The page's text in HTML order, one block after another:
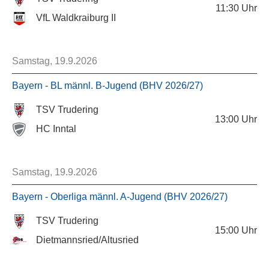
VfL Waldkraiburg II
11:30 Uhr
Samstag, 19.9.2026
Bayern - BL männl. B-Jugend (BHV 2026/27)
TSV Trudering
HC Inntal
13:00 Uhr
Samstag, 19.9.2026
Bayern - Oberliga männl. A-Jugend (BHV 2026/27)
TSV Trudering
Dietmannsried/Altusried
15:00 Uhr